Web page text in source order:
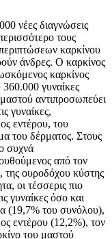
νέες διαγνώσεις
τους
καρκίνου
άνδρες. Ο καρκίνος
καρκίνος
γυναίκες
αντιπροσωπεύει
γυναίκες,
εντέρου, του
του δέρματος. Στους
συχνά
από τον
της ουροδόχου κύστης
οι τέσσερις πιο
γυναίκες όσο και
(19,7% του συνόλου),
εντέρου (12,2%), τον
του μαστού